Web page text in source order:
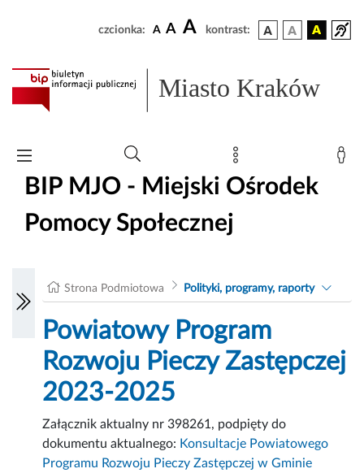
czcionka: A A A kontrast:
Miasto Kraków
BIP MJO - Miejski Ośrodek
Pomocy Społecznej
Strona Podmiotowa Polityki, programy, raporty
Powiatowy Program
Rozwoju Pieczy Zastępczej
2023-2025
Załącznik aktualny nr 398261, podpięty do
dokumentu aktualnego: Konsultacje Powiatowego
Programu Rozwoju Pieczy Zastępczej w Gminie